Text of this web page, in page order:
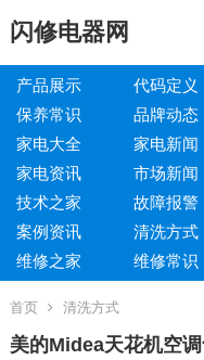
闪修电器网
产品展示 代码定义
保养常识
品牌动态
家电大全
家电新闻
家电资讯
市场新闻
技术之家
故障报警
案例资讯
清洗方式
维修之家
维修常识
首页 清洗方式
美的Midea天花机空